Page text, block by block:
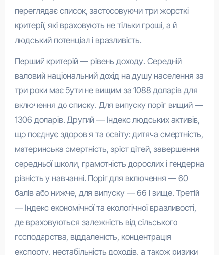
переглядає список, застосовуючи три жорсткі
критерії, які враховують не тільки гроші, а й
людський потенціал і вразливість.
Перший критерій — рівень доходу. Середній
валовий національний дохід на душу населення за
три роки має бути не вищим за 1088 доларів для
включення до списку. Для випуску поріг вищий —
1306 доларів. Другий — Індекс людських активів,
що поєднує здоров’я та освіту: дитяча смертність,
материнська смертність, зріст дітей, завершення
середньої школи, грамотність дорослих і гендерна
рівність у навчанні. Поріг для включення — 60
балів або нижче, для випуску — 66 і вище. Третій
— Індекс економічної та екологічної вразливості,
де враховуються залежність від сільського
господарства, віддаленість, концентрація
експорту, нестабільність доходів, а також ризики